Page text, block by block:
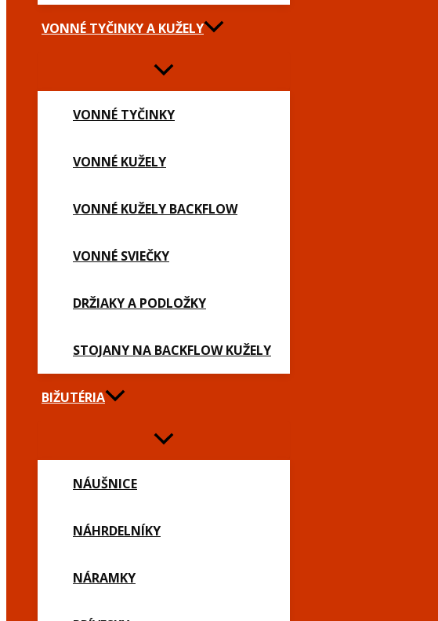
VONNÉ TYČINKY A KUŽELY
VONNÉ TYČINKY
VONNÉ KUŽELY
VONNÉ KUŽELY BACKFLOW
VONNÉ SVIEČKY
DRŽIAKY A PODLOŽKY
STOJANY NA BACKFLOW KUŽELY
BIŽUTÉRIA
NÁUŠNICE
NÁHRDELNÍKY
NÁRAMKY